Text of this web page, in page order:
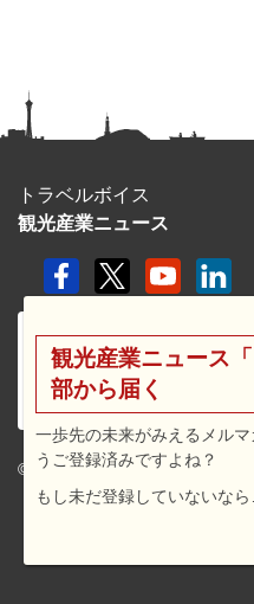
トラベルボイス
観光産業ニュース
© 2026 travel voice.
観光産業ニュース
部から届く
一歩先の未来がみえるメル
うご登録済みですよね？
もし未だ登録していないなら